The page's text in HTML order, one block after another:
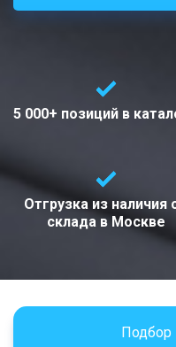
5 000+ позиций в
Отгрузка из наличия
склада вМоскве
Подбор